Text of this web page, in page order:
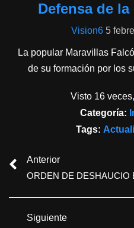
Defensa de
Vision6 5
La popular Maravillas
de su formación por los
Visto 16
Categoría:
Tags:
Anterior
ORDEN DE DESHAUCIO
Siguiente